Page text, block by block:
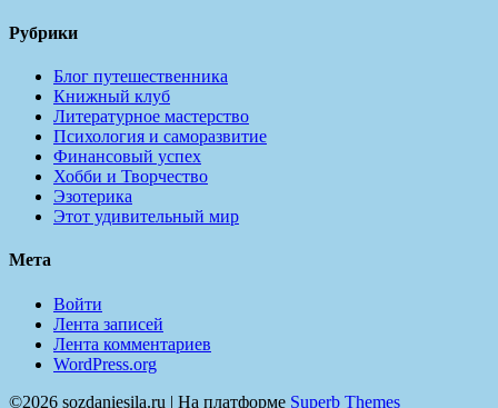
Рубрики
Блог путешественника
Книжный клуб
Литературное мастерство
Психология и саморазвитие
Финансовый успех
Хобби и Творчество
Эзотерика
Этот удивительный мир
Мета
Войти
Лента записей
Лента комментариев
WordPress.org
©2026 sozdaniesila.ru | На платформе Superb Themes